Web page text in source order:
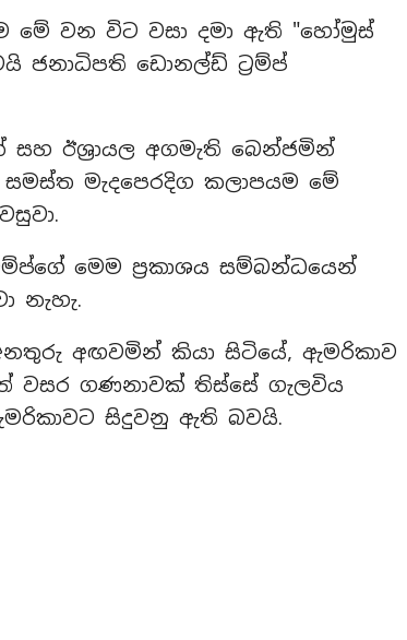
මේ වන විට වසා දමා ඇති "හෝමුස්
ජනාධිපති ඩොනල්ඩ් ට්‍රම්ප්
ඊශ්‍රායල අගමැති බෙන්ජමින්
මැදපෙරදිග කලාපයම මේ
මෙම ප්‍රකාශය සම්බන්ධයෙන්
නැහැ.
අඟවමින් කියා සිටියේ, ඇමරිකාව
වසර ගණනාවක් තිස්සේ ගැලවිය
සිදුවනු ඇති බවයි.